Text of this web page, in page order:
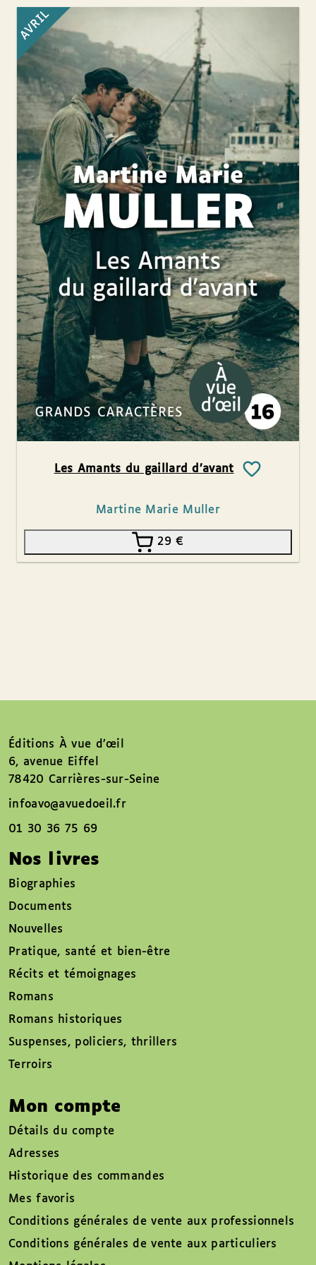
AVRIL
Les Amants du gaillard d’avant
Martine Marie Muller
29€
Éditions À vue d’œil
6, avenue Eiffel
78420 Carrières-sur-Seine
infoavo@avuedoeil.fr
01 30 36 75 69
Nos livres
Biographies
Documents
Nouvelles
Pratique, santé et bien-être
Récits et témoignages
Romans
Romans historiques
Suspenses, policiers, thrillers
Terroirs
Mon compte
Détails du compte
Adresses
Historique des commandes
Mes favoris
Conditions générales de vente aux professionnels
Conditions générales de vente aux particuliers